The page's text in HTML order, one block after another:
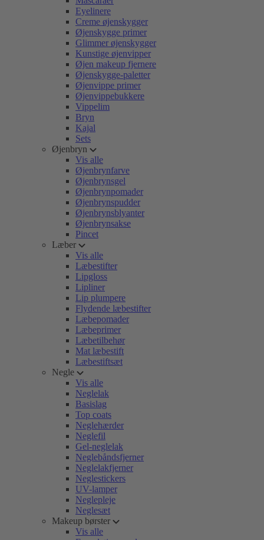
Eyelinere
Creme øjenskygger
Øjenskygge primer
Glimmer øjenskygger
Kunstige øjenvipper
Øjen makeup fjernere
Øjenskygge-paletter
Øjenvippe primer
Øjenvippebukkere
Vippelim
Bryn
Kajal
Sets
Øjenbryn
Vis alle
Øjenbrynfarve
Øjenbrynsgel
Øjenbrynpomader
Øjenbrynspudder
Øjenbrynsblyanter
Øjenbrynsakse
Pincet
Læber
Vis alle
Læbestifter
Lipgloss
Lipliner
Lip plumpere
Flydende læbestifter
Læbepomader
Læbeprimer
Læbetilbehør
Mat læbestift
Læbestiftsæt
Negle
Vis alle
Neglelak
Basislag
Top coats
Neglehærder
Neglefil
Gel-neglelak
Neglebåndsfjerner
Neglelakfjerner
Neglestickers
UV-lamper
Neglepleje
Neglesæt
Makeup børster
Vis alle